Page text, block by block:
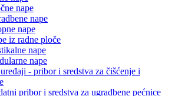
nape
nape
nape
iz radne ploče
nape
nape
- pribor i sredstva za čišćenje i
pribor i sredstva za ugradbene pećnice